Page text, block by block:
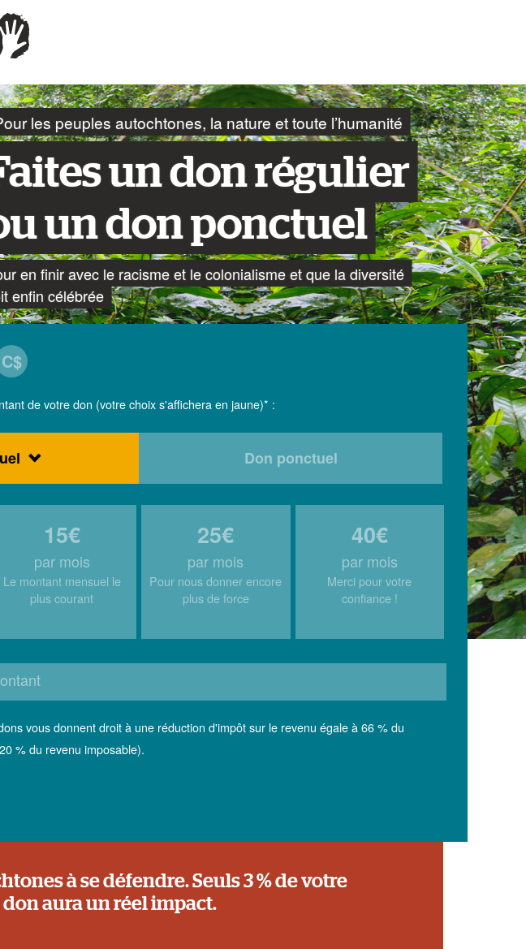
les peuples autochtones, la nature et toute l’humanité
un don régulier
un don ponctuel
en finir avec le racisme et le colonialisme et que la diversité
enfin célébrée
C$
de votre don (votre choix s'affichera en jaune)* :
Don ponctuel
15€
par mois
Le montant mensuel le
plus courant
25€
par mois
Pour nous donner encore
plus de force
40€
par mois
Merci pour votre
confiance !
vous donnent droit à une réduction d'impôt sur le revenu égale à 66 % du
% du revenu imposable).
à se défendre. Seuls 3 % de votre
don aura un réel impact.